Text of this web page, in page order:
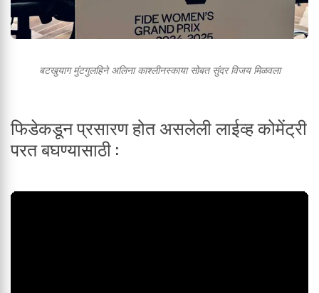
बटखुयाग मुंटगुलहिने अलिना काश्लीनस्काया सोबत सुंदर विजय मिळवला
फिडेकडून प्रसारण होत असलेली लाईव्ह कोमेंट्री
परत बघण्यासाठी :